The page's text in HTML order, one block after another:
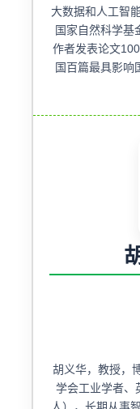
大数据和人工智
国家自然科学基
作者发表论文
国百篇最具影响
胡义华，教授，
学会工业学者、